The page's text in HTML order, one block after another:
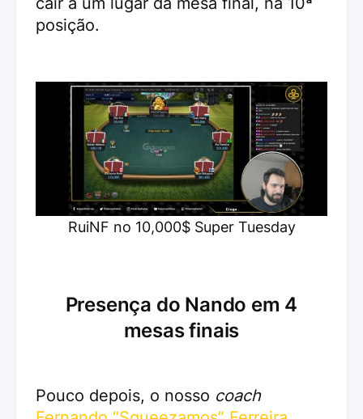
posição.
RuiNF no 10,000$ Super Tuesday
Presença do Nando em 4
mesas finais
Pouco depois, o nosso coach